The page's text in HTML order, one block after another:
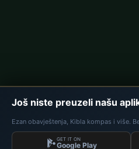
Podaci: Diyanet İşleri
Još niste preuzeli našu
Ezan obavještenja, Kibla kompas i više.
GET IT ON
Google Play